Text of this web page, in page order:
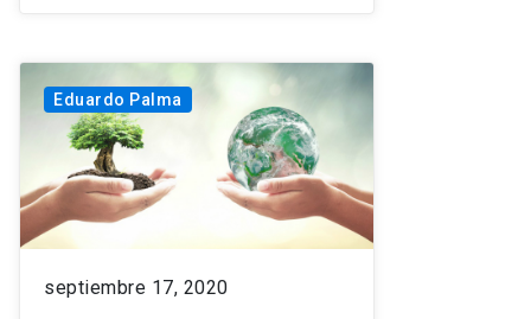
Eduardo Palma
septiembre 17, 2020